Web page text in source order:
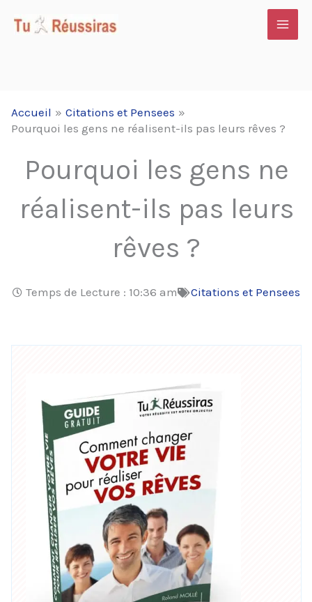
Accueil
Citations et Pensees
Pourquoi les gens ne réalisent-ils pas leurs rêves ?
Pourquoi les gens ne
réalisent-ils pas leurs
rêves ?
Temps de Lecture : 10:36 am Citations et Pensees